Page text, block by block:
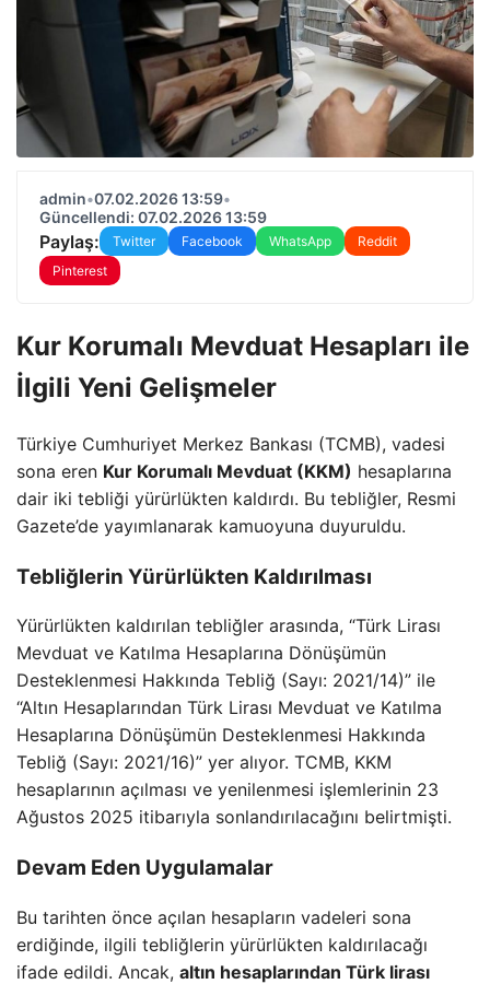
admin•07.02.2026 13:59•
Güncellendi: 07.02.2026 13:59
Paylaş: Twitter Facebook WhatsApp
Reddit
Pinterest
Kur Korumalı Mevduat Hesapları ile
İlgili Yeni Gelişmeler
Türkiye Cumhuriyet Merkez Bankası (TCMB), vadesi
sona eren Kur Korumalı Mevduat (KKM) hesaplarına
dair iki tebliği yürürlükten kaldırdı. Bu tebliğler, Resmi
Gazete’de yayımlanarak kamuoyuna duyuruldu.
Tebliğlerin Yürürlükten Kaldırılması
Yürürlükten kaldırılan tebliğler arasında, “Türk Lirası
Mevduat ve Katılma Hesaplarına Dönüşümün
Desteklenmesi Hakkında Tebliğ (Sayı: 2021/14)” ile
“Altın Hesaplarından Türk Lirası Mevduat ve Katılma
Hesaplarına Dönüşümün Desteklenmesi Hakkında
Tebliğ (Sayı: 2021/16)” yer alıyor. TCMB, KKM
hesaplarının açılması ve yenilenmesi işlemlerinin 23
Ağustos 2025 itibarıyla sonlandırılacağını belirtmişti.
Devam Eden Uygulamalar
Bu tarihten önce açılan hesapların vadeleri sona
erdiğinde, ilgili tebliğlerin yürürlükten kaldırılacağı
ifade edildi. Ancak, altın hesaplarından Türk lirası